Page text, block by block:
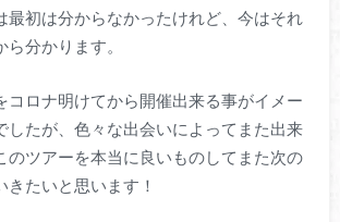
最初は分からなかったけれど、今はそれ
分かります。
コロナ明けてから開催出来る事がイメー
したが、色々な出会いによってまた出来
のツアーを本当に良いものしてまた次の
きたいと思います！